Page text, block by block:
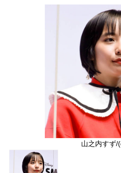
山之内すず/